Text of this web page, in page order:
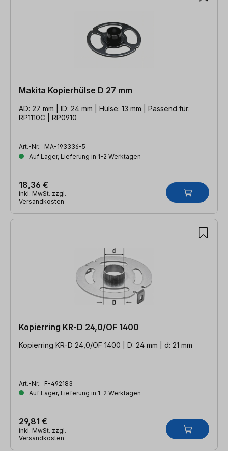
Makita Kopierhülse D 27 mm
AD: 27 mm | ID: 24 mm | Hülse: 13 mm | Passend für:
RP1110C | RP0910
Art.-Nr.: MA-193336-5
Auf Lager, Lieferung in 1-2 Werktagen
18,36 €
inkl. MwSt. zzgl.
Versandkosten
Kopierring KR-D 24,0/OF 1400
Kopierring KR-D 24,0/OF 1400 | D: 24 mm | d: 21 mm
Art.-Nr.: F-492183
Auf Lager, Lieferung in 1-2 Werktagen
29,81 €
inkl. MwSt. zzgl.
Versandkosten